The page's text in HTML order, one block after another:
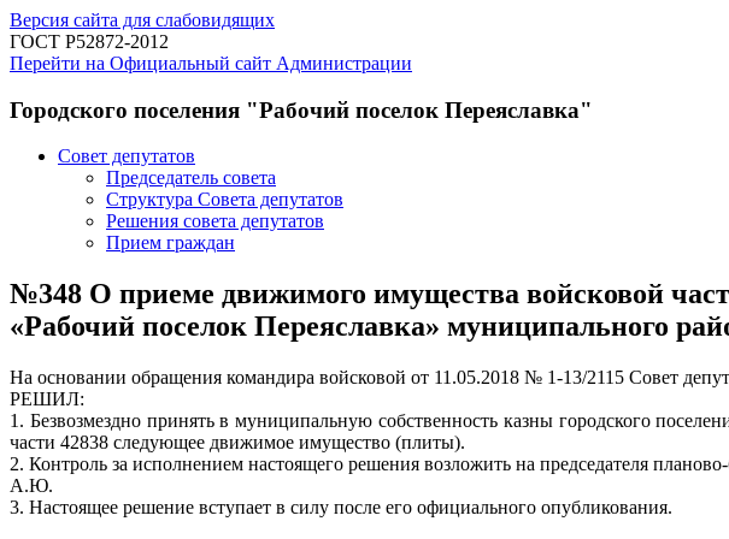
Версия сайта для слабовидящих
ГОСТ Р52872-2012
Перейти на Официальный сайт Администрации
Городского поселения "Рабочий поселок Переяславка"
Совет депутатов
Председатель совета
Структура Совета депутатов
Решения совета депутатов
Прием граждан
№348 О приеме движимого имущества войсковой
«Рабочий поселок Переяславка» муниципального
На основании обращения командира войсковой от 11.05.2018 № 1-13/2115 Совет
РЕШИЛ:
1. Безвозмездно принять в муниципальную собственность казны городского
части 42838 следующее движимое имущество (плиты).
2. Контроль за исполнением настоящего решения возложить на председателя
А.Ю.
3. Настоящее решение вступает в силу после его официального опубликования.